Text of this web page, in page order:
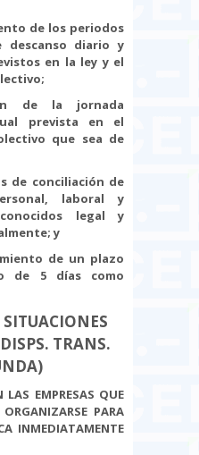
de los periodos
descanso diario y
en la ley y el
de la jornada
prevista en el
que sea de
de conciliación de
laboral y
legal y
y
de un plazo
de 5 días como
TRANS.
LAS EMPRESAS QUE
PARA
INMEDIATAMENTE